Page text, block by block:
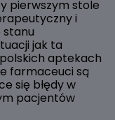
pierwszym stole
i
stanu
jak ta
aptekach
farmaceuci są
się błędy w
pacjentów